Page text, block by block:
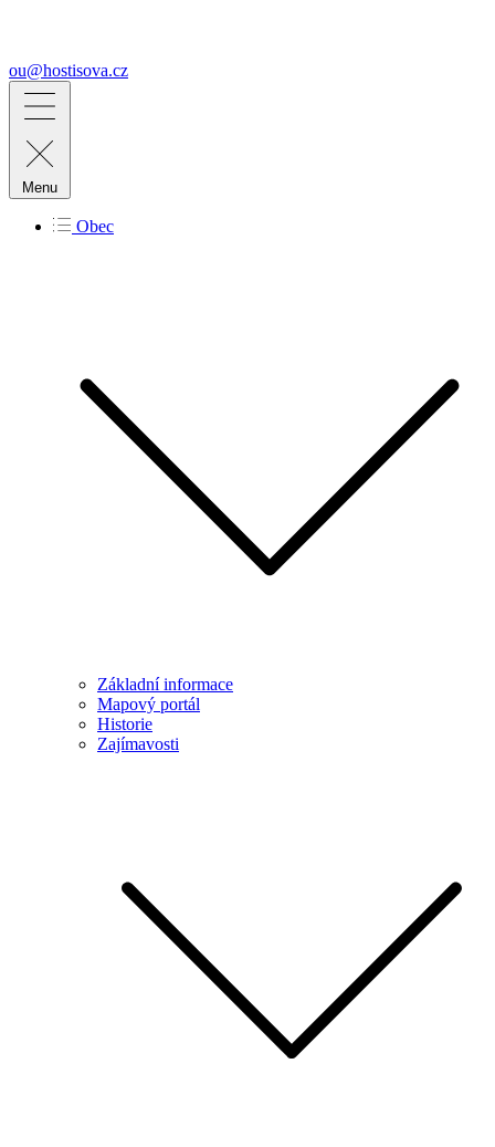
ou@hostisova.cz
Menu
Obec
Základní informace
Mapový portál
Historie
Zajímavosti